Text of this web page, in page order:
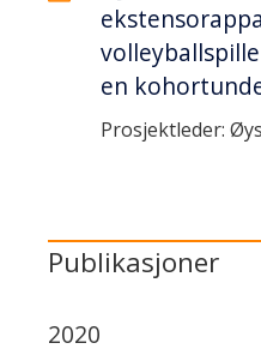
en
Prosjektleder:
Publikasjoner
2020